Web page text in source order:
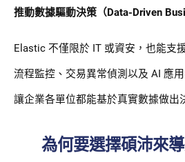
推動數據驅動決策（Data-Driven
Elastic 不僅限於 IT 或資安，也能支
流程監控、交易異常偵測以及 AI 應
讓企業各單位都能基於真實數據做出
為何要選擇碩沛來